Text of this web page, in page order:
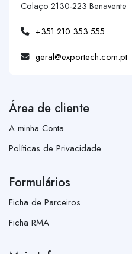
Colaço 2130-223 Benavente
+351 210 353 555
geral@exportech.com.pt
Área de cliente
A minha Conta
Políticas de Privacidade
Formulários
Ficha de Parceiros
Ficha RMA